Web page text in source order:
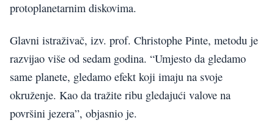
protoplanetarnim diskovima.
Glavni istraživač, izv. prof. Christophe Pinte, metodu je
razvijao više od sedam godina. “Umjesto da gledamo
same planete, gledamo efekt koji imaju na svoje
okruženje. Kao da tražite ribu gledajući valove na
površini jezera”, objasnio je.